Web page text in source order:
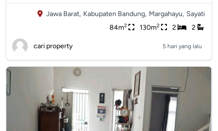
Jawa Barat, Kabupaten Bandung, Margahayu, Sayati
84m2 130m2 2 2
cari property 5 hari yang lalu